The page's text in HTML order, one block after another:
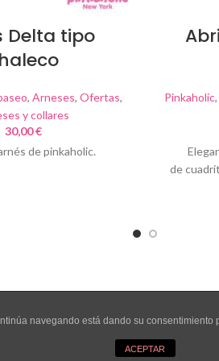
Delta tipo
, Arneses, Ofertas,
y collares
30,00€
de pinkaholic.
Pinkaholic,
de
navegando está dando su
ACEPTAR